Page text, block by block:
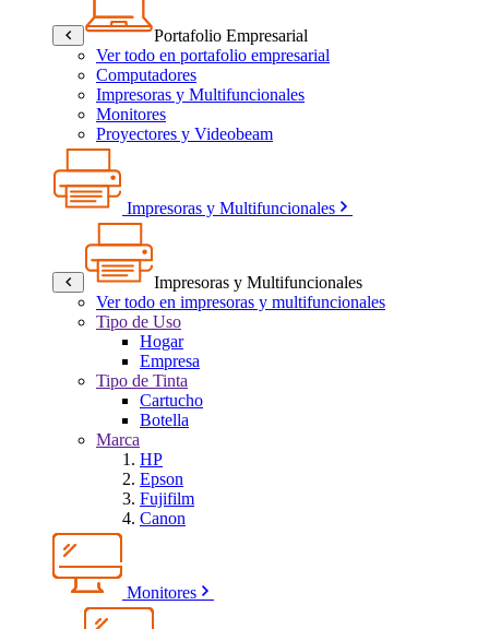
Portafolio Empresarial
Ver todo en portafolio empresarial
Computadores
Impresoras y Multifuncionales
Monitores
Proyectores y Videobeam
Impresoras y Multifuncionales
Impresoras y Multifuncionales
Ver todo en impresoras y multifuncionales
Tipo de Uso
Hogar
Empresa
Tipo de Tinta
Cartucho
Botella
Marca
HP
Epson
Fujifilm
Canon
Monitores